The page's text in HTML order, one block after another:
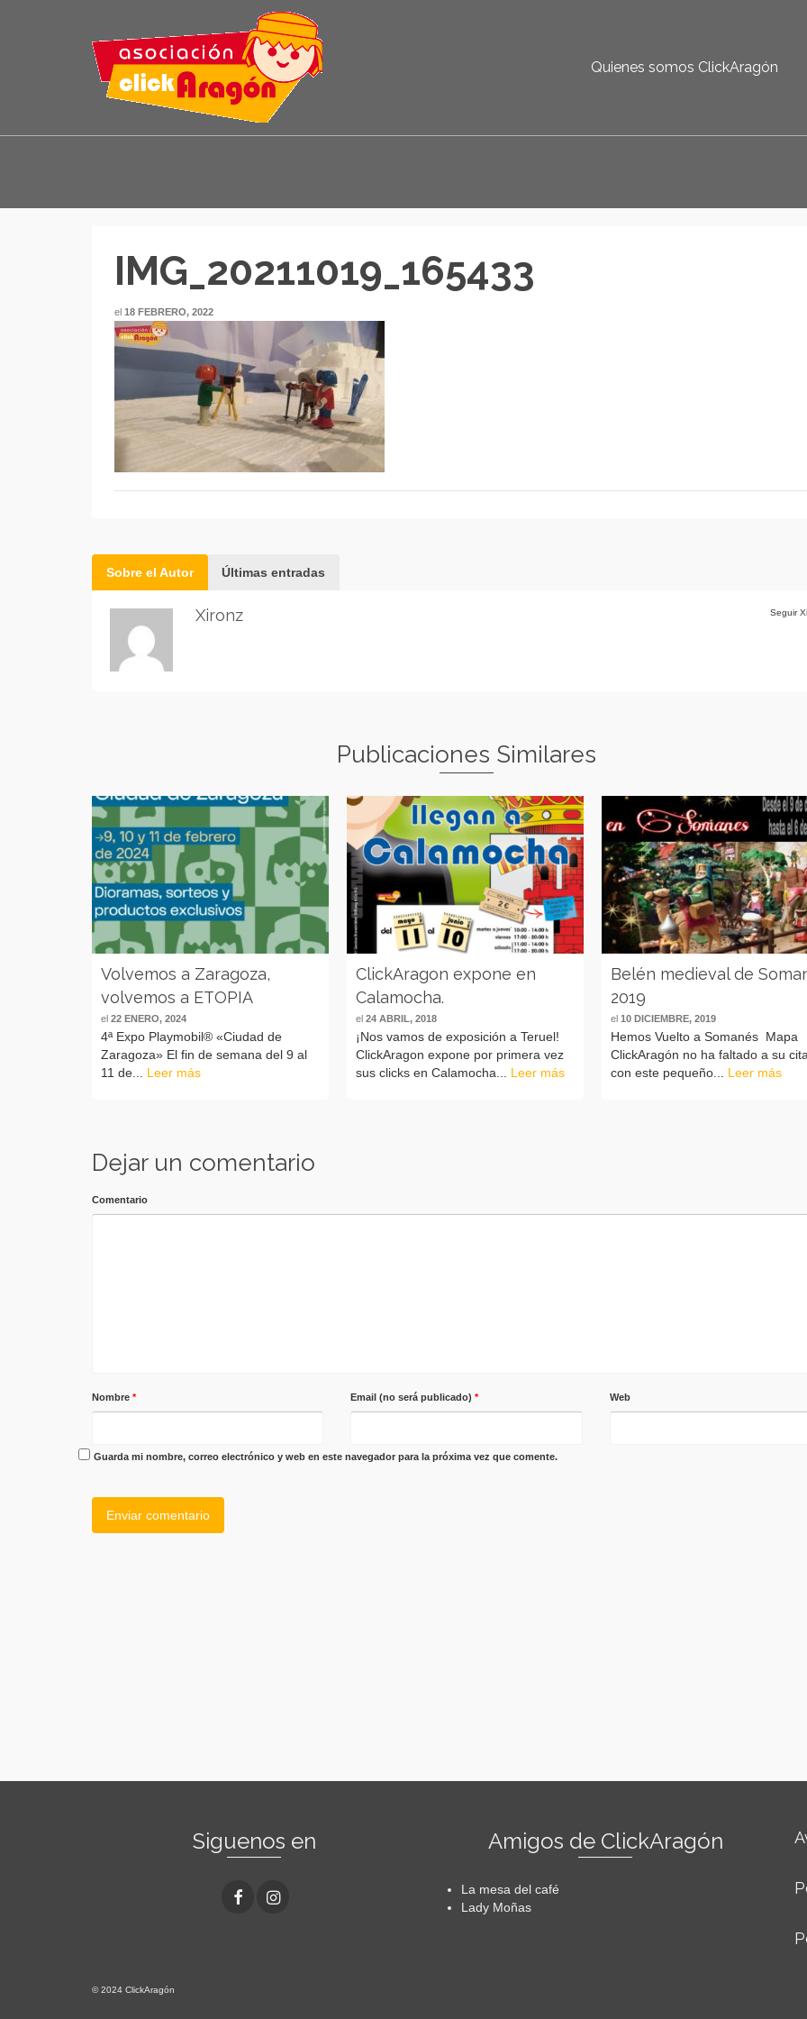
Quienes somos ClickAragón
IMG_20211019_165433
el 18 FEBRERO, 2022
Sobre el Autor Últimas entradas
Seguir
Xironz
Publicaciones Similares
Volvemos a Zaragoza,
volvemos a ETOPIA
el 22 ENERO, 2024
4ª Expo Playmobil® «Ciudad de
Zaragoza» El fin de semana del 9 al
11 de... Leer más
ClickAragon expone en
Calamocha.
el24 ABRIL, 2018
¡Nos vamos de exposición a Teruel!
ClickAragon expone por primera vez
sus clicks en Calamocha... Leer más
Belén medieval de
2019
el10 DICIEMBRE, 2019
Hemos Vuelto a Somanés Mapa
ClickAragón no ha faltado a su cita
con este pequeño... Leer más
Dejar un comentario
Comentario
Nombre * Email (no será publicado)* Web
Guarda mi nombre, correo electrónico y web en este navegador para la próxima vez que comente.
Siguenos en Amigos de ClickAragón
La mesa del café
Lady Moñas
© 2024 ClickAragón